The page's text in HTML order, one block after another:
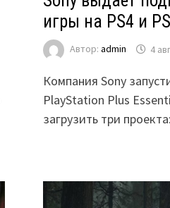
игры на PS4 и
Автор:admin 4
Компания Sony
PlayStation Plus
загрузить три